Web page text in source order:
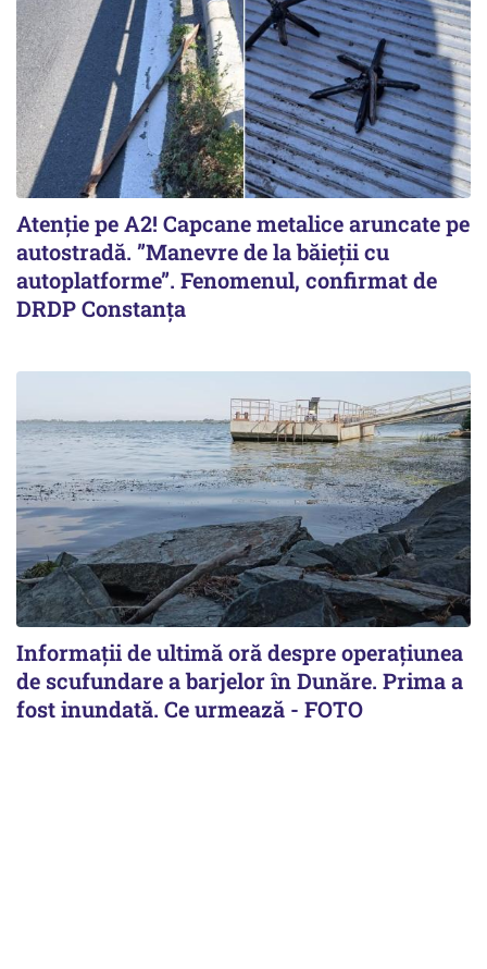
Atenție pe A2! Capcane metalice aruncate pe
autostradă. ”Manevre de la băieții cu
autoplatforme”. Fenomenul, confirmat de
DRDP Constanța
Informații de ultimă oră despre operațiunea
de scufundare a barjelor în Dunăre. Prima a
fost inundată. Ce urmează - FOTO